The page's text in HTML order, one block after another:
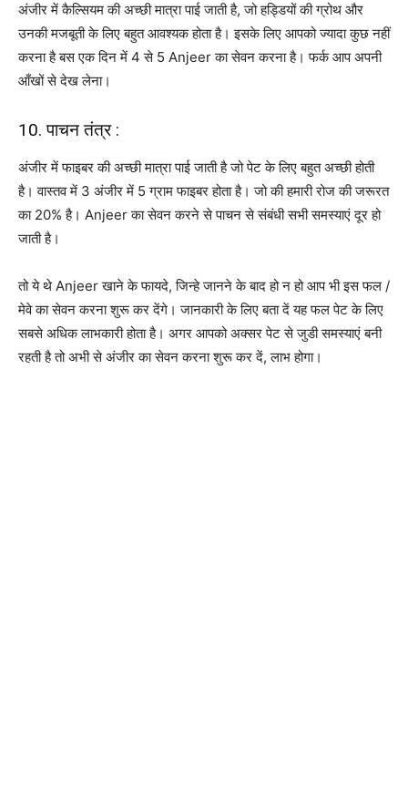
अंजीर में कैल्सियम की अच्छी मात्रा पाई जाती है, जो हड्डियों की ग्रोथ और
उनकी मजबूती के लिए बहुत आवश्यक होता है। इसके लिए आपको ज्यादा कुछ नहीं
करना है बस एक दिन में 4 से 5 Anjeer का सेवन करना है। फर्क आप अपनी
आँखों से देख लेना।
10. पाचन तंत्र :
अंजीर में फाइबर की अच्छी मात्रा पाई जाती है जो पेट के लिए बहुत अच्छी होती
है। वास्तव में 3 अंजीर में 5 ग्राम फाइबर होता है। जो की हमारी रोज की जरूरत
का 20% है। Anjeer का सेवन करने से पाचन से संबंधी सभी समस्याएं दूर हो
जाती है।
तो ये थे Anjeer खाने के फायदे, जिन्हे जानने के बाद हो न हो आप भी इस फल /
मेवे का सेवन करना शुरू कर देंगे। जानकारी के लिए बता दें यह फल पेट के लिए
सबसे अधिक लाभकारी होता है। अगर आपको अक्सर पेट से जुडी समस्याएं बनी
रहती है तो अभी से अंजीर का सेवन करना शुरू कर दें, लाभ होगा।